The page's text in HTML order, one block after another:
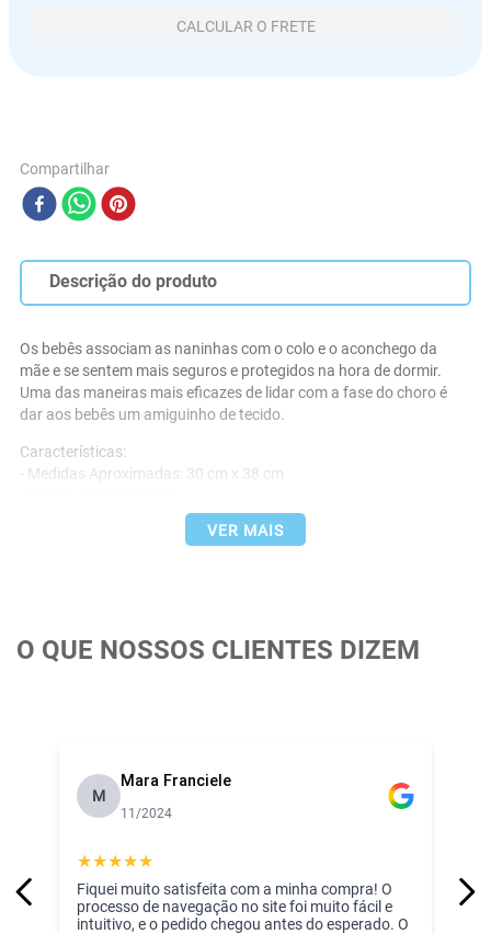
CALCULAR O FRETE
Compartilhar
Descrição do produto
Os bebês associam as naninhas com o colo e o aconchego da
mãe e se sentem mais seguros e protegidos na hora de dormir.
Uma das maneiras mais eficazes de lidar com a fase do choro é
dar aos bebês um amiguinho de tecido.
Características:
- Medidas Aproximadas: 30 cm x 38 cm
- Pelúcia / Enchimento: 100 % Poliéster
- Fácil Higienização
- Toque Macio
VER MAIS
O QUE NOSSOS CLIENTES DIZEM
M
Mara Franciele
11/2024
★★★★★
Fiquei muito satisfeita com a minha compra! O
processo de navegação no site foi muito fácil e
intuitivo, e o pedido chegou antes do esperado. O